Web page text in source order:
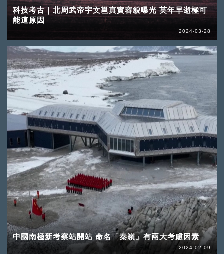
科技考古｜北周武帝宇文邕真實容貌曝光 英年早逝極可
能這原因
2024-03-28
中國南極新考察站開站 命名「秦嶺」有兩大考慮因素
2024-02-09